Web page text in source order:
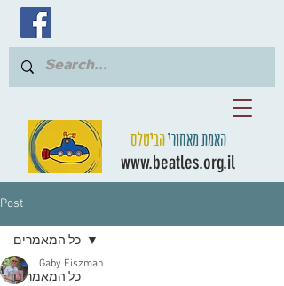
האמת מאחוריהביטלס
www.beatles.org.il
Post
כל המאמרים
כל המאמרים
Gaby Fiszman